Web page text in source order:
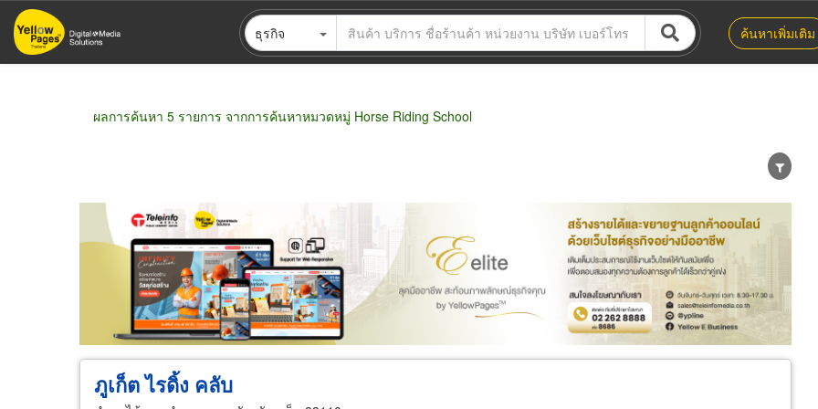
ข้าม
ไป
ธุรกิจ ค้นหาเพิ่มเติม
ผลการค้นหา 5 รายการ จากการค้นหาหมวดหมู่ Horse Riding School
ขายส่ง ขายปลีก ผู้ผลิต ตัวแทนจัดจำหน่าย ผู้ส่งออก/นำเข้า ธุรกิจบริการ
ภูเก็ต ไรดิ้ง คลับ